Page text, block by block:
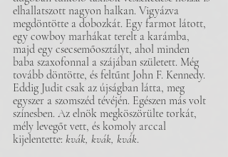
elhallatszott nagyon halkan. Vigyázva
megdöntötte a dobozkát. Egy farmot látott,
egy cowboy marhákat terelt a karámba,
majd egy csecsemőosztályt, ahol minden
baba szaxofonnal a szájában született. Még
tovább döntötte, és feltűnt John F. Kennedy.
Eddig Judit csak az újságban látta, meg
egyszer a szomszéd tévéjén. Egészen más volt
színesben. Az elnök megköszörülte torkát,
mély levegőt vett, és komoly arccal
kijelentette: kvák, kvák, kvák.